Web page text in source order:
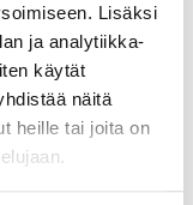
Lisäksi
ja analytiikka-
käytät
näitä
heille tai joita on